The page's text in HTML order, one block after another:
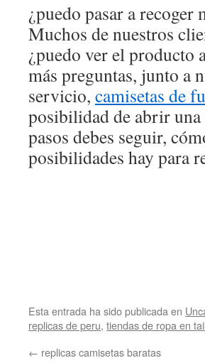
¿puedo pasar a
Muchos de nuestros
¿puedo ver el producto
más preguntas, junto a
servicio, camisetas de
posibilidad de abrir
pasos debes seguir,
posibilidades hay para
Esta entrada ha sido publicada en
replicas de peru, tiendas de ropa en
← replicas camisetas baratas